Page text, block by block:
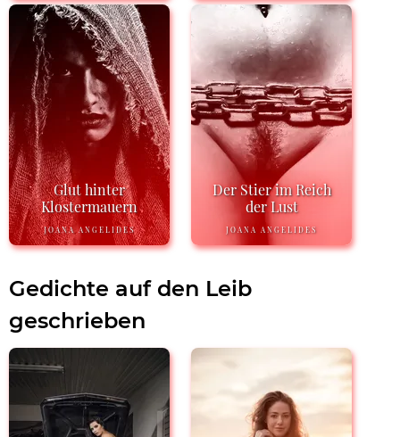
Glut hinter
Klostermauern
JOANA ANGELIDES
Der Stier im Reich
der Lust
JOANA ANGELIDES
Gedichte auf den Leib
geschrieben